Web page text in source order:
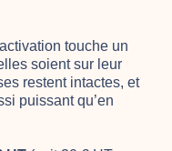
touche un
soient sur leur
restent intactes, et
puissant qu’en